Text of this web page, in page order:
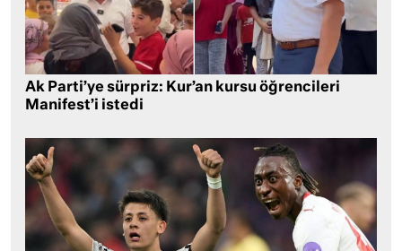
Ak Parti’ye sürpriz: Kur’an kursu öğrencileri
Manifest’i istedi